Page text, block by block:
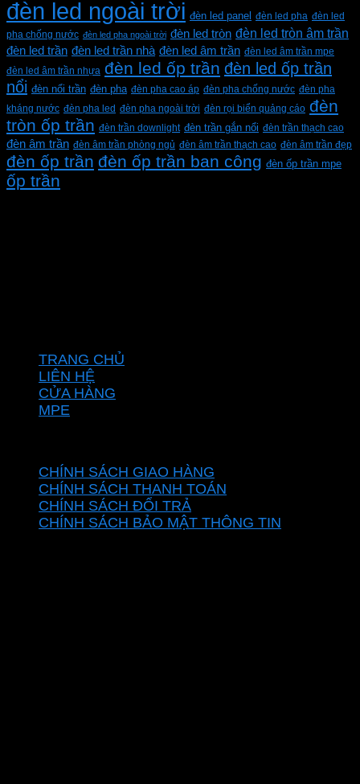
đèn led ngoài trời đèn led panel đèn led pha đèn led
pha chống nước đèn led pha ngoài trời đèn led tròn đèn led tròn âm trần
đèn led trần đèn led trần nhà đèn led âm trần đèn led âm trần mpe
đèn led âm trần nhựa đèn led ốp trần đèn led ốp trần
nổi đèn nổi trần đèn pha đèn pha cao áp đèn pha chống nước đèn pha
kháng nước đèn pha led đèn pha ngoài trời đèn rọi biển quảng cáo đèn
tròn ốp trần đèn trần downlight đèn trần gắn nổi đèn trần thạch cao
đèn âm trần đèn âm trần phòng ngủ đèn âm trần thạch cao đèn âm trần đẹp
đèn ốp trần đèn ốp trần ban công đèn ốp trần mpe
ốp trần
TRANG CHỦ
LIÊN HỆ
CỬA HÀNG
MPE
CHÍNH SÁCH GIAO HÀNG
CHÍNH SÁCH THANH TOÁN
CHÍNH SÁCH ĐỔI TRẢ
CHÍNH SÁCH BẢO MẬT THÔNG TIN